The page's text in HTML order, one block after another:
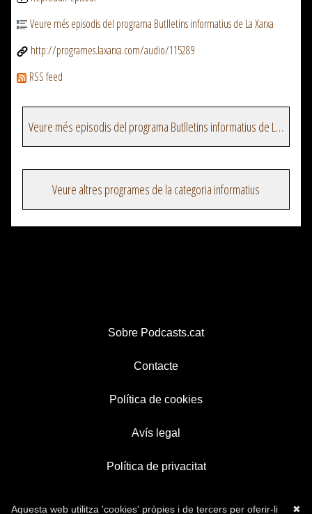
Veure més episodis del programa Butlletins informatius de La Xarxa
http://programes.laxarxa.com/audio/115289
RSS feed
Veure més episodis del programa Butlletins informatius de La Xarxa
Veure altres programes de la categoria informatius
Sobre Podcasts.cat
Contacte
Política de cookies
Avís legal
Política de privacitat
✖
Aquesta web utilitza 'cookies' pròpies i de tercers per oferir-li